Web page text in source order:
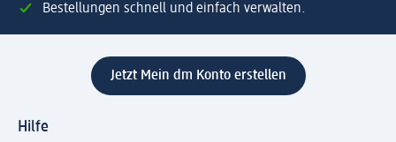
Bestellungen schnell und einfach verwalten.
Jetzt Mein dm Konto erstellen
Hilfe